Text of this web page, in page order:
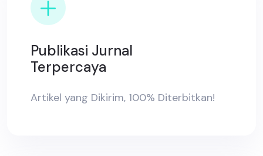
Publikasi Jurnal
Terpercaya
Artikel yang Dikirim, 100% Diterbitkan!